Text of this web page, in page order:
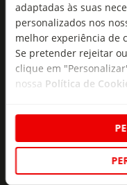
adaptadas às suas
personalizados nos
melhor experiência de
Se pretender rejeitar
clique em
nossa Política de
As novidades
seu e-mail!
Subscreva e
ofertas e novidades